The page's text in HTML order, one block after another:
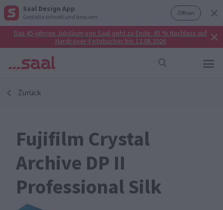
Saal Design App
Gestalte schnell und bequem. Öffnen
Das 45-jährige Jubiläum von Saal geht zu Ende: 45 % Nachlass auf
Hardcover-Fotobücher bis 12.08.2026
Zurück
Fujifilm Crystal
Archive DP II
Professional Silk